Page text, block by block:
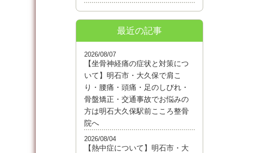
最近の記事
【坐骨神経痛の症状と対策につ
いて】明石市・大久保で肩こ
り・腰痛・頭痛・足のしびれ・
骨盤矯正・交通事故でお悩みの
方は明石大久保駅前こころ整骨
院へ
2026/08/07
【熱中症について】明石市・大
2026/08/04